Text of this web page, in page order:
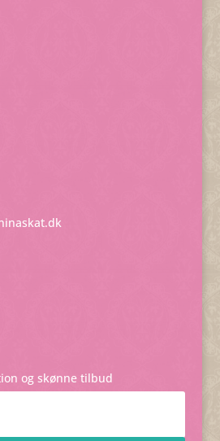
og skønne tilbud